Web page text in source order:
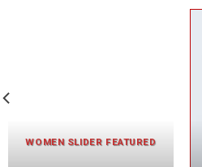
WOMEN SLIDER FEATURED